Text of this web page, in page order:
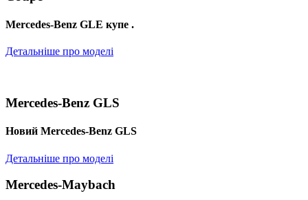
Mercedes-Benz GLE купе .
Детальніше про моделі
Mercedes-Benz GLS
Новий Mercedes-Benz GLS
Детальніше про моделі
Mercedes-Maybach